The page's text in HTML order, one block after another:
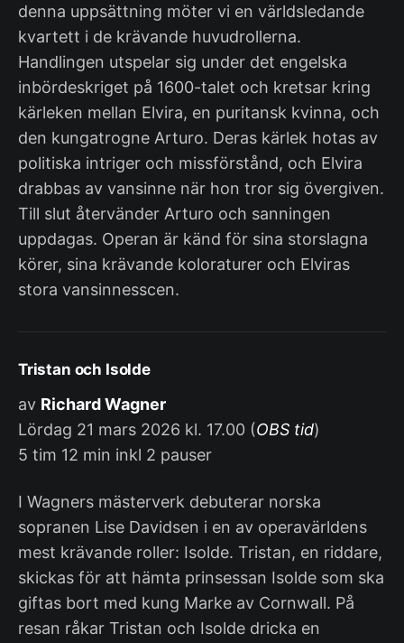
denna uppsättning möter vi en världsledande
kvartett i de krävande huvudrollerna.
Handlingen utspelar sig under det engelska
inbördeskriget på 1600-talet och kretsar kring
kärleken mellan Elvira, en puritansk kvinna, och
den kungatrogne Arturo. Deras kärlek hotas av
politiska intriger och missförstånd, och Elvira
drabbas av vansinne när hon tror sig övergiven.
Till slut återvänder Arturo och sanningen
uppdagas. Operan är känd för sina storslagna
körer, sina krävande koloraturer och Elviras
stora vansinnesscen.
Tristan och Isolde
av Richard Wagner
Lördag 21 mars 2026 kl. 17.00 (OBS tid)
5 tim 12 min inkl 2 pauser
I Wagners mästerverk debuterar norska
sopranen Lise Davidsen i en av operavärldens
mest krävande roller: Isolde. Tristan, en riddare,
skickas för att hämta prinsessan Isolde som ska
giftas bort med kung Marke av Cornwall. På
resan råkar Tristan och Isolde dricka en